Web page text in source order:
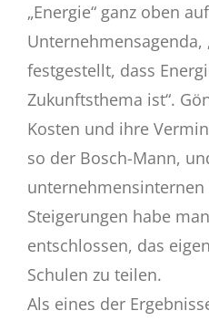
„Energie“ ganz oben
Unternehmensagenda,
festgestellt, dass
Zukunftsthema ist“.
Kosten und ihre
so der Bosch-Mann,
unternehmensinternen
Steigerungen habe
entschlossen, das
Schulen zu teilen.
Als eines der